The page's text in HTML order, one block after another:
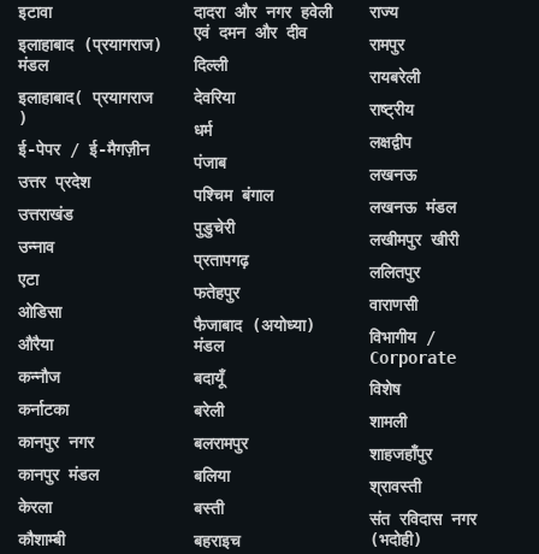
इटावा
इलाहाबाद (प्रयागराज)
मंडल
इलाहाबाद( प्रयागराज
)
ई-पेपर / ई-मैगज़ीन
उत्तर प्रदेश
उत्तराखंड
उन्नाव
एटा
ओडिसा
औरैया
कन्नौज
कर्नाटका
कानपुर नगर
कानपुर मंडल
केरला
कौशाम्बी
दादरा और नगर हवेली
एवं दमन और दीव
दिल्ली
देवरिया
धर्म
पंजाब
पश्चिम बंगाल
पुडुचेरी
प्रतापगढ़
फतेहपुर
फैजाबाद (अयोध्या)
मंडल
बदायूँ
बरेली
बलरामपुर
बलिया
बस्ती
बहराइच
राज्य
रामपुर
रायबरेली
राष्ट्रीय
लक्षद्वीप
लखनऊ
लखनऊ मंडल
लखीमपुर खीरी
ललितपुर
वाराणसी
विभागीय /
Corporate
विशेष
शामली
शाहजहाँपुर
श्रावस्ती
संत रविदास नगर
(भदोही)